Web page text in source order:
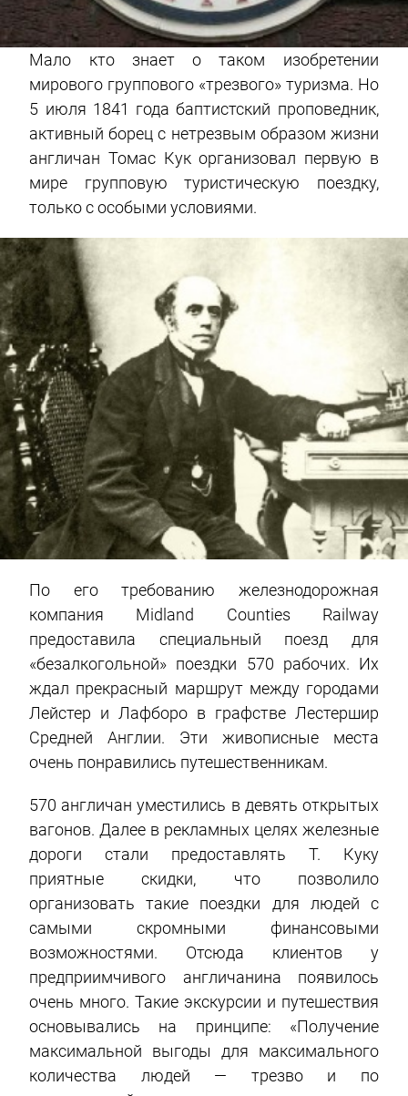
Мало кто знает о таком изобретении
мирового группового «трезвого» туризма. Но
5 июля 1841 года баптистский проповедник,
активный борец с нетрезвым образом жизни
англичан Томас Кук организовал первую в
мире групповую туристическую поездку,
только с особыми условиями.
По его требованию железнодорожная
компания Midland Counties Railway
предоставила специальный поезд для
«безалкогольной» поездки 570 рабочих. Их
ждал прекрасный маршрут между городами
Лейстер и Лафборо в графстве Лестершир
Средней Англии. Эти живописные места
очень понравились путешественникам.
570 англичан уместились в девять открытых
вагонов. Далее в рекламных целях железные
дороги стали предоставлять Т. Куку
приятные скидки, что позволило
организовать такие поездки для людей с
самыми скромными финансовыми
возможностями. Отсюда клиентов у
предприимчивого англичанина появилось
очень много. Такие экскурсии и путешествия
основывались на принципе: «Получение
максимальной выгоды для максимального
количества людей — трезво и по